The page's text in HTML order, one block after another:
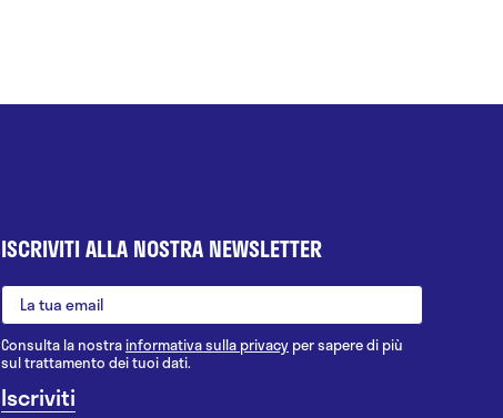
ISCRIVITI ALLA NOSTRA NEWSLETTER
Consulta la nostrainformativa sulla privacy per sapere di più
sul trattamento dei tuoi dati.